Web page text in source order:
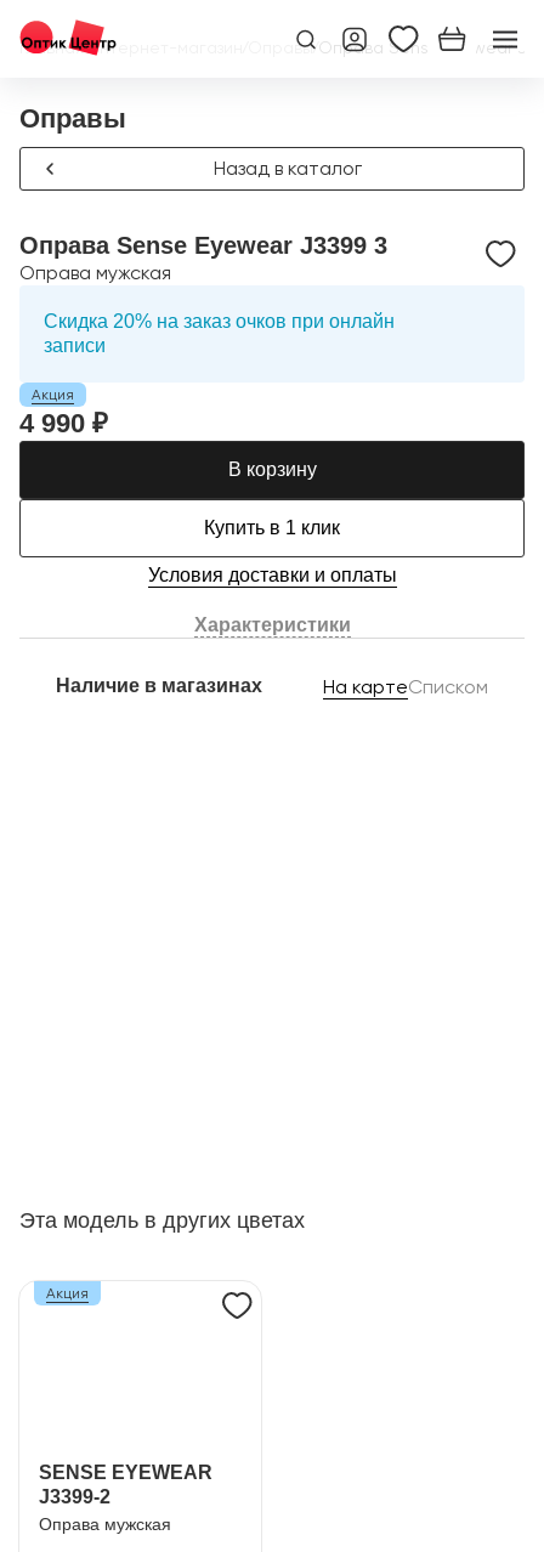
Главная/Интернет-магазин Оправы/Оправа Sense Eyewear
Оправы
Назад в каталог
Оправа Sense Eyewear J3399 3
Оправа мужская
Скидка 20% на заказ очков при онлайн
записи
Акция
4 990 ₽
В корзину
Купить в 1 клик
Условия доставки и оплаты
Характеристики
Наличие в магазинах На картеСписком
Эта модель в других цветах
SENSE EYEWEAR
J3399-2
Оправа мужская
Акция